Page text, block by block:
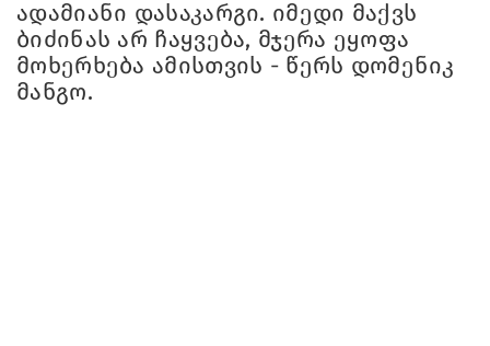
ადამიანი დასაკარგი. იმედი მაქვს
ბიძინას არ ჩაყვება, მჯერა ეყოფა
მოხერხება ამისთვის - წერს დომენიკ
მანგო.